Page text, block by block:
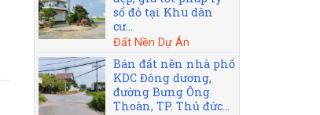
sổ đỏ tại Khu dân
cư...
Đất Nền Dự Án
Bán đất nền nhà phố
KDC Đông dương,
đường Bưng Ông
Thoàn, TP. Thủ đức...